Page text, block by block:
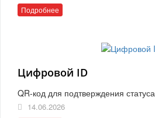
Подробнее
Цифровой ID
QR-код для подтверждения статуса
14.06.2026